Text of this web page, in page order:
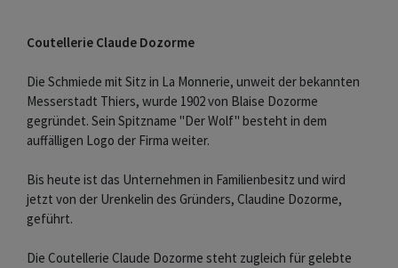
Coutellerie Claude Dozorme
Die Schmiede mit Sitz in La Monnerie, unweit der bekannten
Messerstadt Thiers, wurde 1902 von Blaise Dozorme
gegründet. Sein Spitzname "Der Wolf" besteht in dem
auffälligen Logo der Firma weiter.
Bis heute ist das Unternehmen in Familienbesitz und wird
jetzt von der Urenkelin des Gründers, Claudine Dozorme,
geführt.
Die Coutellerie Claude Dozorme steht zugleich für gelebte